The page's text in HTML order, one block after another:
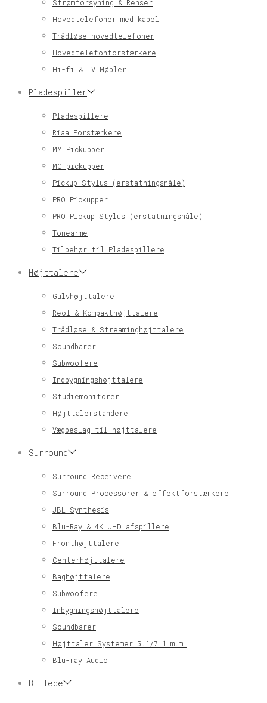
Strømforsyning & Renser
Hovedtelefoner med kabel
Trådløse hovedtelefoner
Hovedtelefonforstærkere
Hi-fi & TV Møbler
Pladespiller
Pladespillere
Riaa Forstærkere
MM Pickupper
MC pickupper
Pickup Stylus (erstatningsnåle)
PRO Pickupper
PRO Pickup Stylus (erstatningsnåle)
Tonearme
Tilbehør til Pladespillere
Højttalere
Gulvhøjttalere
Reol & Kompakthøjttalere
Trådløse & Streaminghøjttalere
Soundbarer
Subwoofere
Indbygningshøjttalere
Studiemonitorer
Højttalerstandere
Vægbeslag til højttalere
Surround
Surround Receivere
Surround Processorer & effektforstærkere
JBL Synthesis
Blu-Ray & 4K UHD afspillere
Fronthøjttalere
Centerhøjttalere
Baghøjttalere
Subwoofere
Inbygningshøjttalere
Soundbarer
Højttaler Systemer 5.1/7.1 m.m.
Blu-ray Audio
Billede